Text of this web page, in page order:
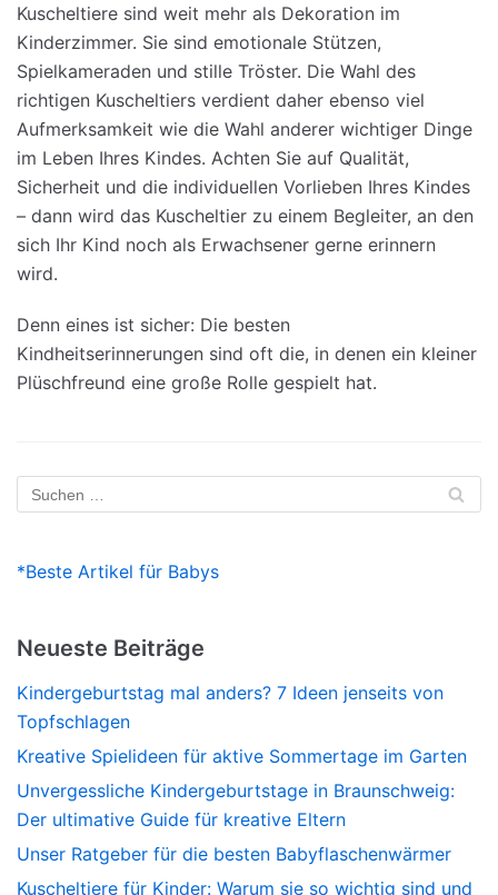
Kuscheltiere sind weit mehr als Dekoration im
Kinderzimmer. Sie sind emotionale Stützen,
Spielkameraden und stille Tröster. Die Wahl des
richtigen Kuscheltiers verdient daher ebenso viel
Aufmerksamkeit wie die Wahl anderer wichtiger Dinge
im Leben Ihres Kindes. Achten Sie auf Qualität,
Sicherheit und die individuellen Vorlieben Ihres Kindes
– dann wird das Kuscheltier zu einem Begleiter, an den
sich Ihr Kind noch als Erwachsener gerne erinnern
wird.
Denn eines ist sicher: Die besten
Kindheitserinnerungen sind oft die, in denen ein kleiner
Plüschfreund eine große Rolle gespielt hat.
*Beste Artikel für Babys
Neueste Beiträge
Kindergeburtstag mal anders? 7 Ideen jenseits von
Topfschlagen
Kreative Spielideen für aktive Sommertage im Garten
Unvergessliche Kindergeburtstage in Braunschweig:
Der ultimative Guide für kreative Eltern
Unser Ratgeber für die besten Babyflaschenwärmer
Kuscheltiere für Kinder: Warum sie so wichtig sind und